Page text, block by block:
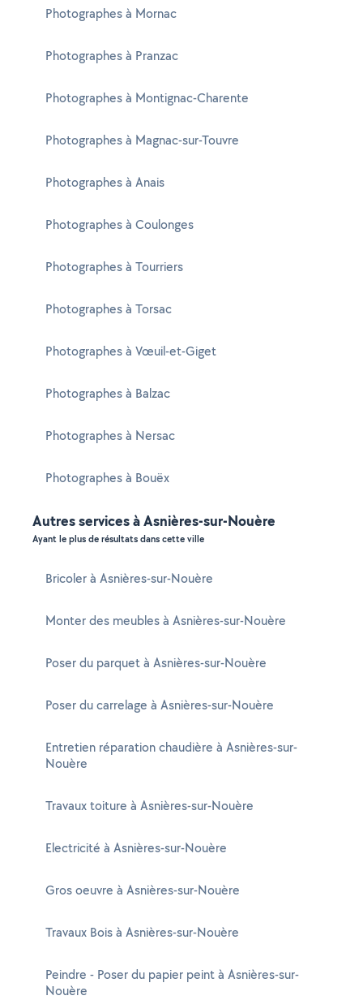
Photographes à Mornac
Photographes à Pranzac
Photographes à Montignac-Charente
Photographes à Magnac-sur-Touvre
Photographes à Anais
Photographes à Coulonges
Photographes à Tourriers
Photographes à Torsac
Photographes à Vœuil-et-Giget
Photographes à Balzac
Photographes à Nersac
Photographes à Bouëx
Autres services à Asnières-sur-Nouère
Ayant le plus de résultats dans cette ville
Bricoler à Asnières-sur-Nouère
Monter des meubles à Asnières-sur-Nouère
Poser du parquet à Asnières-sur-Nouère
Poser du carrelage à Asnières-sur-Nouère
Entretien réparation chaudière à Asnières-sur-
Nouère
Travaux toiture à Asnières-sur-Nouère
Electricité à Asnières-sur-Nouère
Gros oeuvre à Asnières-sur-Nouère
Travaux Bois à Asnières-sur-Nouère
Peindre - Poser du papier peint à Asnières-sur-
Nouère